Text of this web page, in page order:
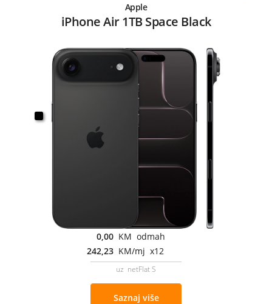
Apple
iPhone Air 1TB Space Black
0,00 KM odmah
242,23 KM/mj x12
uz netFlat S
Saznaj više